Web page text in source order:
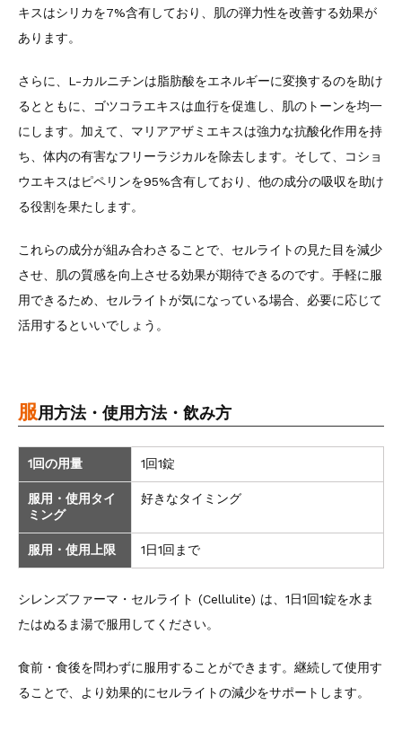
キスはシリカを7%含有しており、肌の弾力性を改善する効果が
あります。
さらに、L-カルニチンは脂肪酸をエネルギーに変換するのを助け
るとともに、ゴツコラエキスは血行を促進し、肌のトーンを均一
にします。加えて、マリアアザミエキスは強力な抗酸化作用を持
ち、体内の有害なフリーラジカルを除去します。そして、コショ
ウエキスはピペリンを95%含有しており、他の成分の吸収を助け
る役割を果たします。
これらの成分が組み合わさることで、セルライトの見た目を減少
させ、肌の質感を向上させる効果が期待できるのです。手軽に服
用できるため、セルライトが気になっている場合、必要に応じて
活用するといいでしょう。
服用方法・使用方法・飲み方
1回の用量 1回1錠
服用・使用タイ
ミング
好きなタイミング
服用・使用上限 1日1回まで
シレンズファーマ・セルライト (Cellulite) は、1日1回1錠を水ま
たはぬるま湯で服用してください。
食前・食後を問わずに服用することができます。継続して使用す
ることで、より効果的にセルライトの減少をサポートします。